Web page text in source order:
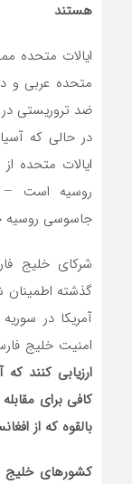
هستند
ایالات متحده
متحده عربی و
ضد تروریستی در
در حالی که
ایالات متحده
روسیه است –
جاسوسی روسیه
شرکای خلیج
گذشته اطمینان
آمریکا در
امنیت خلیج
ارزیابی کنند که
کافی برای
بالقوه که از
کشورهای خلیج